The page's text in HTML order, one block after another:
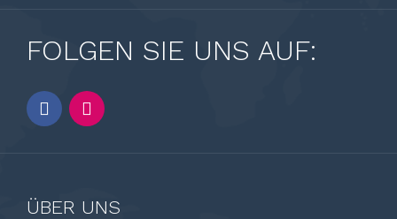
FOLGEN SIE UNS AUF:
ÜBER UNS